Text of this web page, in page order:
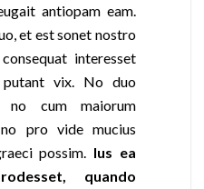
antiopam eam.
et est sonet nostro
interesset
putant vix. No duo
no cum maiorum
pro vide mucius
possim. Ius ea
quando